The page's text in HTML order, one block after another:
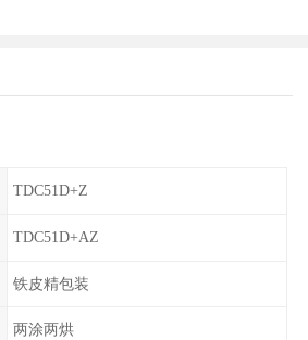
TDC51D+Z
TDC51D+AZ
铁皮精包装
两涂两烘